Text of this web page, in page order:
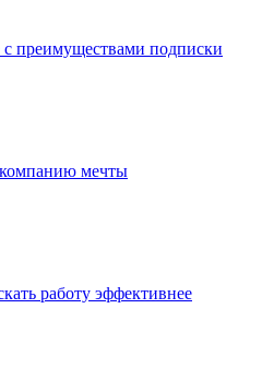
с преимуществами подписки
компанию мечты
работу эффективнее